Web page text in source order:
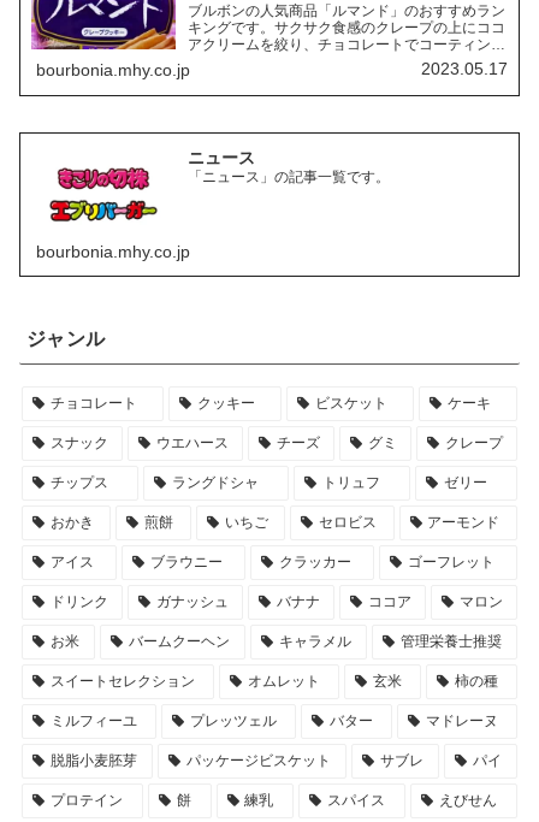
ブルボンの人気商品「ルマンド」のおすすめラン
キングです。サクサク食感のクレープの上にココ
アクリームを絞り、チョコレートでコーティング
したお菓子「ルマンド」には、様々なフレーバー
の商品があります。ここでは、その中でも特にお
すすめの商品を3つご紹介します。
bourbonia.mhy.co.jp 2023.05.17
ニュース
「ニュース」の記事一覧です。
bourbonia.mhy.co.jp
ジャンル
チョコレート クッキー ビスケット ケーキ
スナック ウエハース チーズ グミ クレープ
チップス ラングドシャ トリュフ ゼリー
おかき 煎餅 いちご セロビス アーモンド
アイス ブラウニー クラッカー ゴーフレット
ドリンク ガナッシュ バナナ ココア マロン
お米 バームクーヘン キャラメル 管理栄養士推奨
スイートセレクション オムレット 玄米 柿の種
ミルフィーユ プレッツェル バター マドレーヌ
脱脂小麦胚芽 パッケージビスケット サブレ パイ
プロテイン 餅 練乳 スパイス えびせん